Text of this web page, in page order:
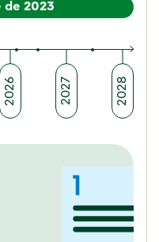
de 2023
2026 2027 2028